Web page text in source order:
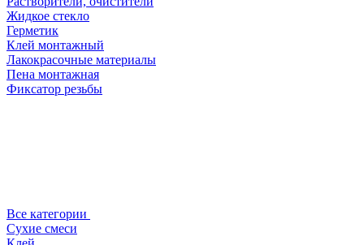
Жидкое стекло
Герметик
Клей монтажный
Лакокрасочные материалы
Пена монтажная
Фиксатор резьбы
Все категории
Сухие смеси